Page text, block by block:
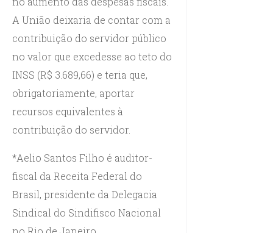
A União deixaria de contar com a
contribuição do servidor público
no valor que excedesse ao teto do
INSS (R$ 3.689,66) e teria que,
obrigatoriamente, aportar
recursos equivalentes à
contribuição do servidor.
*Aelio Santos Filho é auditor-
fiscal da Receita Federal do
Brasil, presidente da Delegacia
Sindical do Sindifisco Nacional